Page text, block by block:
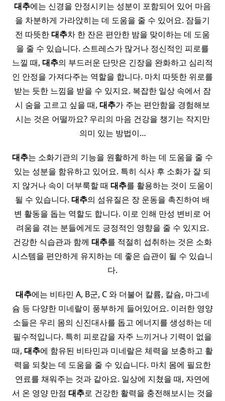
대추에는 신경을 안정시키는 성분이 포함되어 있어 마음
을 차분하게 가라앉히는 데 도움을 줄 수 있어요. 잠들기
전 따뜻한대추차 한 잔은 편안한 밤을 맞이하는 데 도움
을 줄 수 있습니다. 스트레스가 많거나 정신적인 피로를
느낄 때, 대추의 부드러운 단맛은 긴장을 완화하고 심리적
인 안정을 가져다주는 역할을 합니다. 마치 따뜻한 위로를
받는 듯한 느낌을 받을 수 있지요. 복잡한 일상 속에서 잠
시 숨을 고르고 싶을 때, 대추가 주는 편안함을 경험해보
시는 것은 어떨까요? 우리의 마음 건강을 챙기는 작지만
의미 있는 방법이…
대추는 소화기관의 기능을 원활하게 하는 데 도움을 줄 수
있는 성분을 함유하고 있어요. 특히 식사 후 소화가 잘 되
지 않거나 속이 더부룩할 때 대추를 활용하는 것이 도움이
될 수 있습니다. 대추의 섬유질은 장 운동을 촉진하여 배
변 활동을 돕는 역할도 합니다. 이로 인해 만성 변비로 어
려움을 겪는 분들에게도 긍정적인 영향을 줄 수 있지요.
건강한 식습관과 함께 대추를 적절히 섭취하는 것은 소화
시스템을 편안하게 유지하는 데 좋은 습관이 될 수 있습니
다.
대추에는 비타민 A, B군, C 와 더불어 칼륨, 칼슘, 마그네
슘 등 다양한 미네랄이 풍부하게 들어있어요. 이러한 영양
소들은 우리 몸의 신진대사를 돕고 에너지를 생성하는 데
필수적입니다. 특히 피로감을 자주 느끼거나 기력이 없을
때, 대추에 함유된 비타민과 미네랄은 체력을 보충하고 활
력을 되찾는 데 도움을 줄 수 있습니다. 마치 몸에 필요한
연료를 채워주는 것과 같아요. 일상에 지쳤을 때, 자연에
서 온 영양 만점 대추로 건강한 활력을 충전해보시는 것을